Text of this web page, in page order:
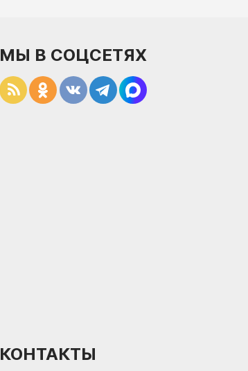
МЫ В СОЦСЕТЯХ
КОНТАКТЫ